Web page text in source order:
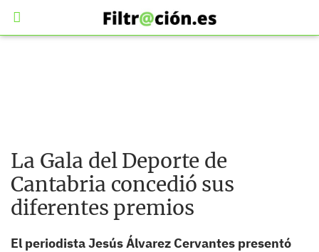
La Gala del Deporte de
Cantabria concedió sus
diferentes premios
El periodista Jesús Álvarez Cervantes presentó